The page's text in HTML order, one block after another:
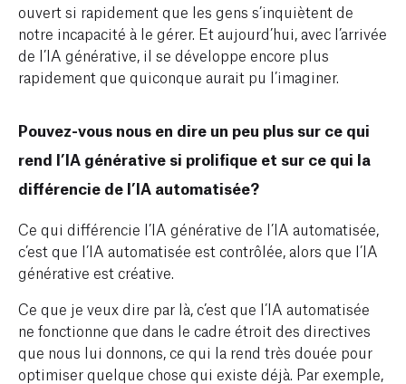
ouvert si rapidement que les gens s’inquiètent de
notre incapacité à le gérer. Et aujourd’hui, avec l’arrivée
de l’IA générative, il se développe encore plus
rapidement que quiconque aurait pu l’imaginer.
Pouvez-vous nous en dire un peu plus sur ce qui
rend l’IA générative si prolifique et sur ce qui la
différencie de l’IA automatisée?
Ce qui différencie l’IA générative de l’IA automatisée,
c’est que l’IA automatisée est contrôlée, alors que l’IA
générative est créative.
Ce que je veux dire par là, c’est que l’IA automatisée
ne fonctionne que dans le cadre étroit des directives
que nous lui donnons, ce qui la rend très douée pour
optimiser quelque chose qui existe déjà. Par exemple,